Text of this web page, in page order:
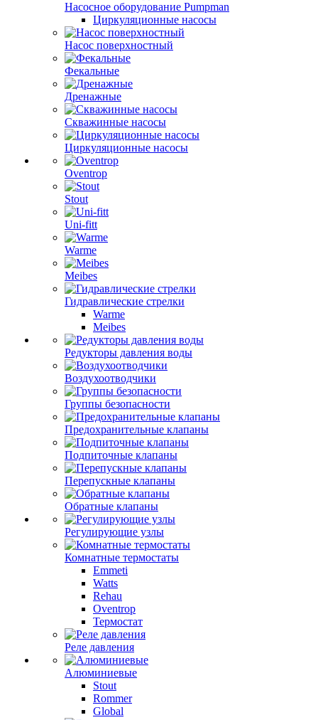
Насосное оборудование Pumpman
Циркуляционные насосы
Насос поверхностный
Фекальные
Дренажные
Скважинные насосы
Циркуляционные насосы
Oventrop
Stout
Uni-fitt
Warme
Meibes
Гидравлические стрелки
Warme
Meibes
Редукторы давления воды
Воздухоотводчики
Группы безопасности
Предохранительные клапаны
Подпиточные клапаны
Перепускные клапаны
Обратные клапаны
Регулирующие узлы
Комнатные термостаты
Emmeti
Watts
Rehau
Oventrop
Термостат
Реле давления
Алюминиевые
Stout
Rommer
Global